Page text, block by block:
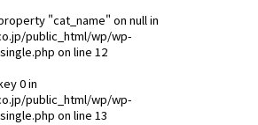
"cat_name" on null in
public_html/wp/wp-
on line 12
0 in
public_html/wp/wp-
on line 13